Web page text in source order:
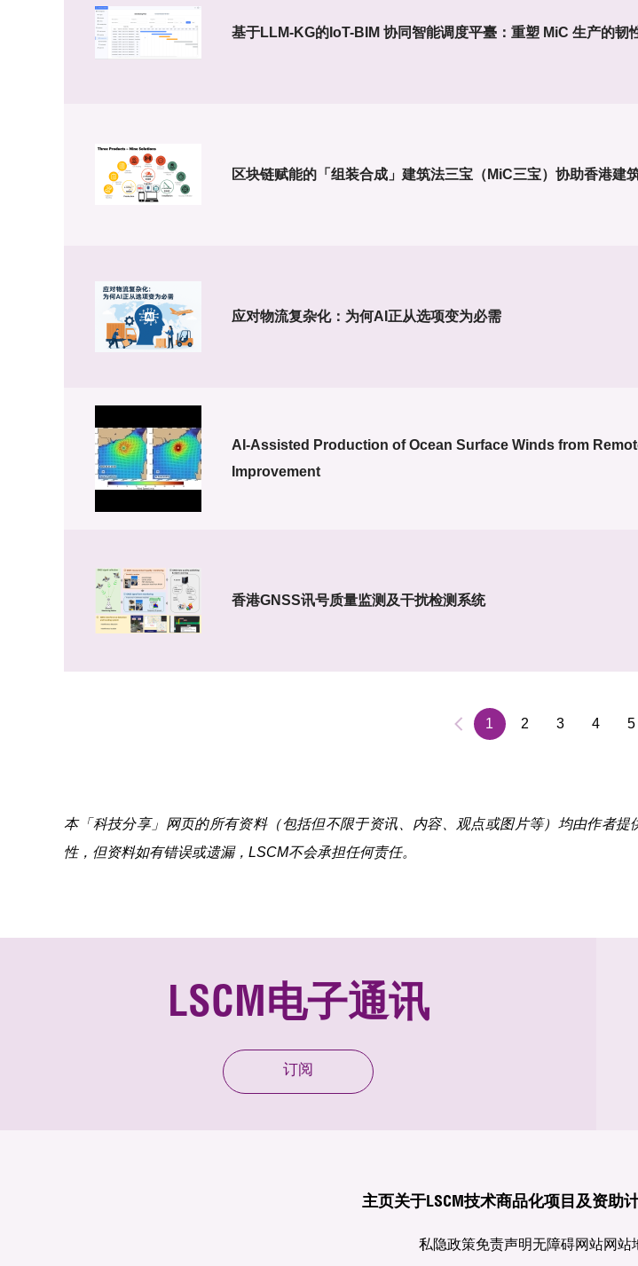
基于LLM-KG的IoT-BIM 协同智能调度平臺：重塑 MiC 生产的韧
区块链赋能的「组装合成」建筑法三宝（MiC三宝）协助香港建
应对物流复杂化：为何AI正从选项变为必需
AI-Assisted Production of Ocean Surface Winds from
Improvement
香港GNSS讯号质量监测及干扰检测系统
1 2 3 4 5
本「科技分享」网页的所有资料（包括但不限于资讯、内容、观点或图片等）均由作者
性，但资料如有错误或遗漏，LSCM不会承担任何责任。
LSCM电子通讯
订阅
主页关于LSCM技术商品化项目及资助
私隐政策免责声明无障碍网站网站